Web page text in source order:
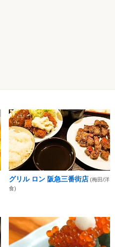
グリル ロン 阪急三番街店 (梅田/洋
食)